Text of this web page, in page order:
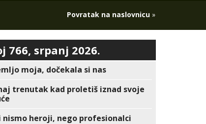
Povratak na naslovnicu »
766, srpanj 2026.
moja, dočekala si nas
trenutak kad proletiš iznad svoje
nismo heroji, nego profesionalci